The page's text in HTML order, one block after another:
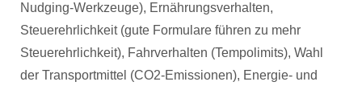
Nudging-Werkzeuge), Ernährungsverhalten,
Steuerehrlichkeit (gute Formulare führen zu mehr
Steuerehrlichkeit), Fahrverhalten (Tempolimits), Wahl
der Transportmittel (CO2-Emissionen), Energie- und